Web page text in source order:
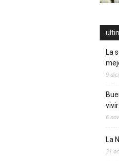
La
9
6
La
31